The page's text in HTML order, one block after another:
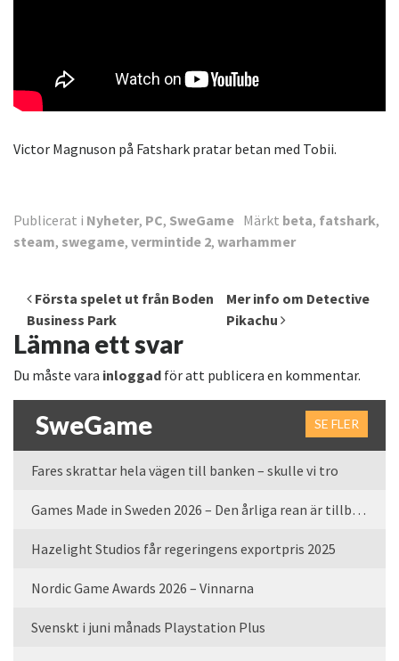
Victor Magnuson på Fatshark pratar betan med Tobii.
Publicerat i Nyheter, PC, SweGame Märkt beta, fatshark,
steam, swegame, vermintide 2, warhammer
Inläggsnavigering
Första spelet ut från Boden
Business Park
Mer info om Detective
Pikachu
Lämna ett svar
Du måste vara inloggad för att publicera en kommentar.
SweGame SE FLER
Fares skrattar hela vägen till banken – skulle vi tro
Games Made in Sweden 2026 – Den årliga rean är tillbaka
Hazelight Studios får regeringens exportpris 2025
Nordic Game Awards 2026 – Vinnarna
Svenskt i juni månads Playstation Plus